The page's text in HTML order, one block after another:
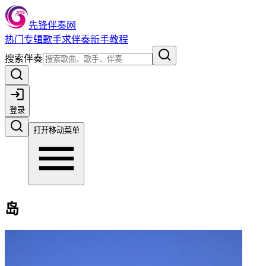
先锋伴奏网
热门 专辑歌手求伴奏新手教程
搜索伴奏
登录
打开移动菜单
岛